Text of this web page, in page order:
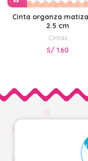
Cinta organza
2.5 cm
Cintas
S/ 1.60